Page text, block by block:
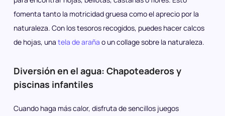
fomenta tanto la motricidad gruesa como el aprecio por la
naturaleza. Con los tesoros recogidos, puedes hacer calcos
de hojas, una tela de araña o un collage sobre la naturaleza.
Diversión en el agua: Chapoteaderos y
piscinas infantiles
Cuando haga más calor, disfruta de sencillos juegos